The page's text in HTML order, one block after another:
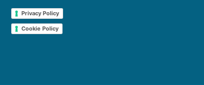
Privacy Policy
Cookie Policy